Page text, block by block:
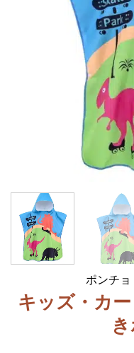
ポンチョ
キッズ・カ